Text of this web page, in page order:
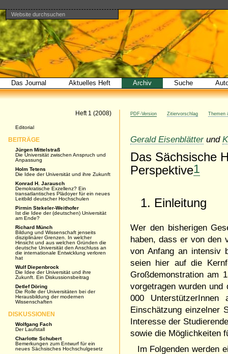
Direkt
zum
Inhalt
|
Direkt
zur
Navigation
Benutzerspezifische
Werkzeuge
Website durchsuchen
Erweiterte
Suche…
Bereiche
Das Journal Aktuelles Heft Archiv Suche
PDF-Version Zitiervorschlag Themen
Gerald Eisenblätterund
Das Sächsische
Perspektive1
1. Einleitung
Wer den bisherigen
haben, dass er von den
von Anfang an intensiv
seien hier auf die
Großdemonstration am
vorgetragen wurden
000 UnterstützerInnen
Einschätzung einzelner
Interesse der
sowie die Möglichkeiten
Im Folgenden werden
Heft 1 (2008)
Editorial
BEITRÄGE
Jürgen Mittelstraß
Die Universität zwischen Anspruch und
Anpassung
Holm Tetens
Die Idee der Universität und ihre Zukunft
Konrad H. Jarausch
Demokratische Exzellenz? Ein
transatlantisches Plädoyer für ein neues
Leitbild deutscher Hochschulen
Pirmin Stekeler-Weithofer
Ist die Idee der (deutschen) Universität
am Ende?
Richard Münch
Bildung und Wissenschaft jenseits
disziplinärer Grenzen. In welcher
Hinsicht und aus welchen Gründen die
deutsche Universität den Anschluss an
die internationale Entwicklung verloren
hat
Wulf Diepenbrock
Die Idee der Universität und ihre
Zukunft. Ein Diskussionsbeitrag
Detlef Döring
Die Rolle der Universitäten bei der
Herausbildung der modernen
Wissenschaften
DISKUSSIONEN
Wolfgang Fach
Der Laufstall
Charlotte Schubert
Bemerkungen zum Entwurf für ein
neues Sächsisches Hochschulgesetz